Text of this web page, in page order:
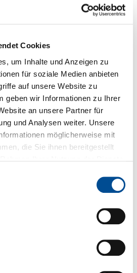
Cookies
um Inhalte und Anzeigen zu
für soziale Medien anbieten
auf unsere Website zu
geben wir Informationen zu Ihrer
an unsere Partner für
und Analysen weiter. Unsere
möglicherweise mit
die Sie ihnen bereitgestellt
zum Produkt
zum Produkt
Fragen zum Produkt?
85-264 VAC (85-305 VAC